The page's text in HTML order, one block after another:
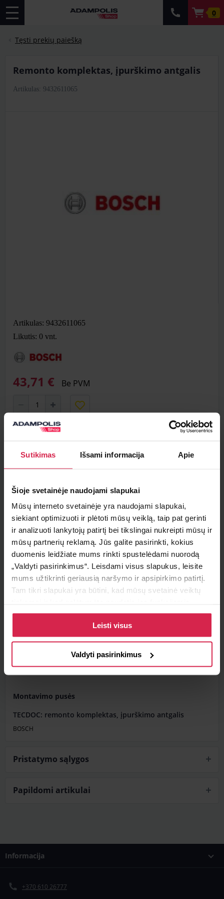
Sutikimas Išsami informacija Apie
Šioje svetainėje naudojami slapukai
Mūsų interneto svetainėje yra naudojami slapukai,
siekiant optimizuoti ir plėtoti mūsų veiklą, taip pat gerinti
ir analizuoti lankytojų patirtį bei tikslingai nukreipti mūsų ir
mūsų partnerių reklamą. Jūs galite pasirinkti, kokius
duomenis leidžiate mums rinkti spustelėdami nuorodą
„Valdyti pasirinkimus“. Leisdami visus slapukus, leisite
mums užtikrinti geriausią naršymo ir apsipirkimo patirtį.
Tam tikri slapukai yra būtini, kad mūsų svetainė veiktų
Daugiau informacijos apie slapukus ir kaip mes juos
naudojame galite rasti mūsų slapukų politikoje, taip pat
https://www.allaboutcookies.org/
Leisti visus
Valdyti pasirinkimus
0
Tęsti prekių paiešką
remonto komplektas, įpurškimo antgalis
Artikulas: 9432611065
Artikulas: 9432611065
Likutis: 0 vnt.
43,71 € Be PVM
Minimalus pirkimo kiekis 1vnt.
Teirautis apie prekę
Radai pigiau ?
Informacija
dyzelinas
Gamintojo apribojimas
ZEXEL
16620 Z9125
Montavimo pusės
TECDOC: remonto komplektas, įpurškimo antgalis
BOSCH
Pristatymo sąlygos
Papildomi artikulai
Informacija
+370 610 26777